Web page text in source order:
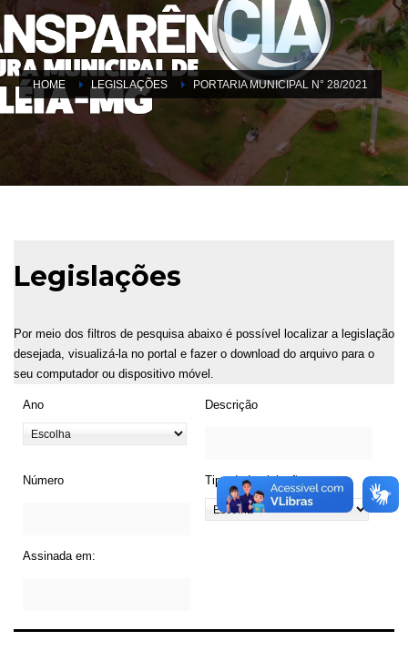
HOME LEGISLAÇÕES PORTARIA MUNICIPAL N° 28/2021
Legislações
Por meio dos filtros de pesquisa abaixo é possível localizar a legislação
desejada, visualizá-la no portal e fazer o download do arquivo para o
seu computador ou dispositivo móvel.
Ano Descrição
Número Tipo de Legislação
Assinada em: